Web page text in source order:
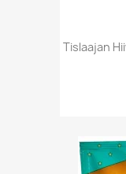
Tislaajan